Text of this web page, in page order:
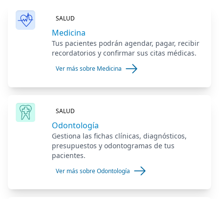
SALUD
Medicina
Tus pacientes podrán agendar, pagar, recibir
recordatorios y confirmar sus citas médicas.
Ver más sobre Medicina
SALUD
Odontología
Gestiona las fichas clínicas, diagnósticos,
presupuestos y odontogramas de tus
pacientes.
Ver más sobre Odontología